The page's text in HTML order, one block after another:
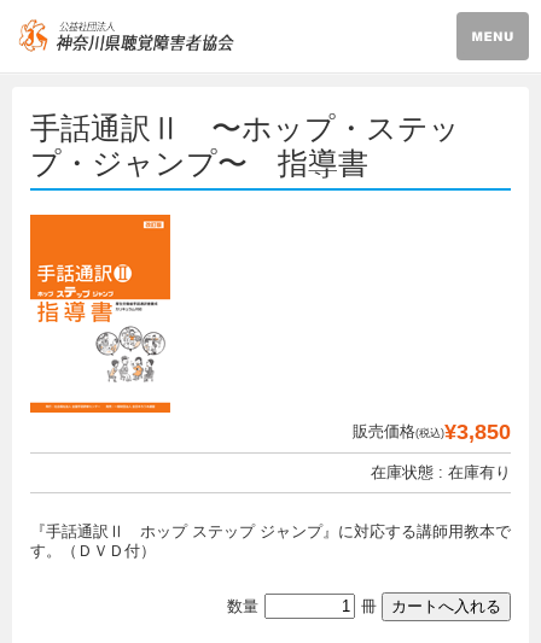
手話通訳Ⅱ 〜ホップ・ステッ
プ・ジャンプ〜 指導書
販売価格(税込)¥3,850
在庫状態 : 在庫有り
『手話通訳Ⅱ ホップ ステップ ジャンプ』に対応する講師用教本で
す。（ＤＶＤ付）
数量 冊